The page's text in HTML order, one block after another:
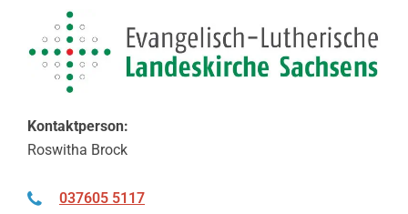
Kontaktperson:
Roswitha Brock
037605 5117